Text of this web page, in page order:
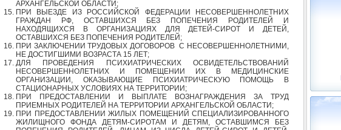
АРХАНГЕЛЬСКОЙ ОБЛАСТИ;
ПРИ ВЫЕЗДЕ ИЗ РОССИЙСКОЙ ФЕДЕРАЦИИ НЕСОВЕРШЕННОЛЕТНИХ
ГРАЖДАН РФ, ОСТАВШИХСЯ БЕЗ ПОПЕЧЕНИЯ РОДИТЕЛЕЙ И
НАХОДЯЩИХСЯ В ОРГАНИЗАЦИЯХ ДЛЯ ДЕТЕЙ-СИРОТ И ДЕТЕЙ,
ОСТАВШИХСЯ БЕЗ ПОПЕЧЕНИЯ РОДИТЕЛЕЙ;
ПРИ ЗАКЛЮЧЕНИИ ТРУДОВЫХ ДОГОВОРОВ С НЕСОВЕРШЕННОЛЕТНИМИ,
НЕ ДОСТИГШИМИ ВОЗРАСТА 15 ЛЕТ;
ДЛЯ ПРОВЕДЕНИЯ ПСИХИАТРИЧЕСКИХ ОСВИДЕТЕЛЬСТВОВАНИЙ
НЕСОВЕРШЕННОЛЕТНИХ И ПОМЕЩЕНИИ ИХ В МЕДИЦИНСКИЕ
ОРГАНИЗАЦИИ, ОКАЗЫВАЮЩИЕ ПСИХИАТРИЧЕСКУЮ ПОМОЩЬ В
СТАЦИОНАРНЫХ УСЛОВИЯХ НА ТЕРРИТОРИИ;
ПРИ ПРЕДОСТАВЛЕНИИ И ВЫПЛАТЕ ВОЗНАГРАЖДЕНИЯ ЗА ТРУД
ПРИЕМНЫХ РОДИТЕЛЕЙ НА ТЕРРИТОРИИ АРХАНГЕЛЬСКОЙ ОБЛАСТИ;
ПРИ ПРЕДОСТАВЛЕНИИ ЖИЛЫХ ПОМЕЩЕНИЙ СПЕЦИАЛИЗИРОВАННОГО
ЖИЛИЩНОГО ФОНДА ДЕТЯМ-СИРОТАМ И ДЕТЯМ, ОСТАВШИМСЯ БЕЗ